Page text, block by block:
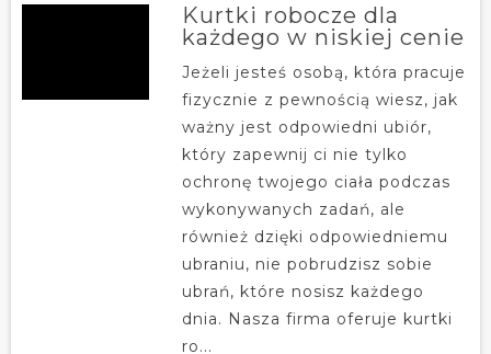
Kurtki robocze dla
każdego w niskiej cenie
Jeżeli jesteś osobą, która pracuje
fizycznie z pewnością wiesz, jak
ważny jest odpowiedni ubiór,
który zapewnij ci nie tylko
ochronę twojego ciała podczas
wykonywanych zadań, ale
również dzięki odpowiedniemu
ubraniu, nie pobrudzisz sobie
ubrań, które nosisz każdego
dnia. Nasza firma oferuje kurtki
ro...